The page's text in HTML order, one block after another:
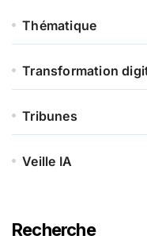
Thématique
Transformation
Tribunes
Veille IA
Recherche